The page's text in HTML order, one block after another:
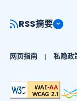
RSS摘要
网页指南 私隐政